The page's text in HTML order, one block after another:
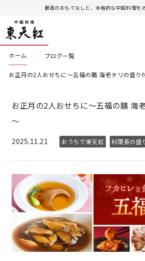
最高のおもてなしと、本格的な中国料理を
ホーム ブログ一覧
お正月の2人おせちに～五福の膳 海老チリの盛り
お正月の2人おせちに～五福の膳 海
～
2025.11.21 おうちで東天紅 料理長の盛